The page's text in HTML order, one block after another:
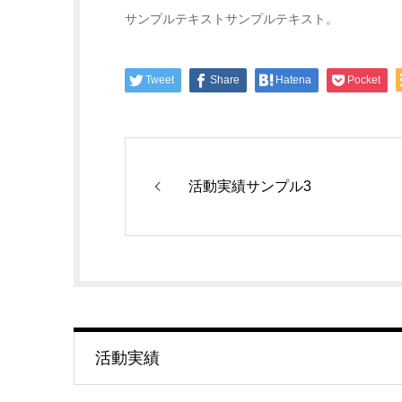
サンプルテキストサンプルテキスト。
Tweet Share Hatena Pocket
活動実績サンプル3
活動実績